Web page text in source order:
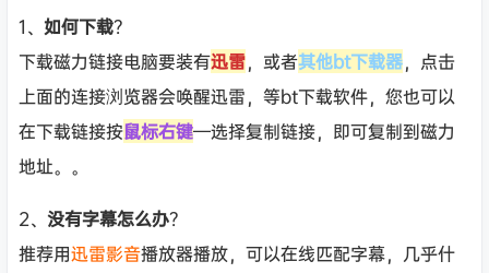
1、 如何下载？
下载磁力链接电脑要装有迅雷，或者其他bt下载器，点击
上面的连接浏览器会唤醒迅雷，等bt下载软件，您也可以
在下载链接按鼠标右键—选择复制链接，即可复制到磁力
地址。。
2、 没有字幕怎么办？
推荐用迅雷影音播放器播放，可以在线匹配字幕，几乎什